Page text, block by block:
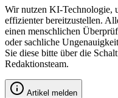
Wir nutzen KI-Technologie,
effizienter bereitzustellen.
einen menschlichen
oder sachliche
Sie diese bitte über die
Redaktionsteam.
Artikel melden